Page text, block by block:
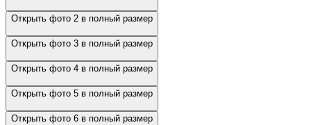
Открыть фото 2 в полный размер
Открыть фото 3 в полный размер
Открыть фото 4 в полный размер
Открыть фото 5 в полный размер
Открыть фото 6 в полный размер